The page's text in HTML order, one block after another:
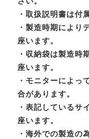
・取扱説明書は付
・製造時期により
座います。
・収納袋は製造時
座います。
・モニターによっ
合があります。
・表記しているサ
座います。
・海外での製造の